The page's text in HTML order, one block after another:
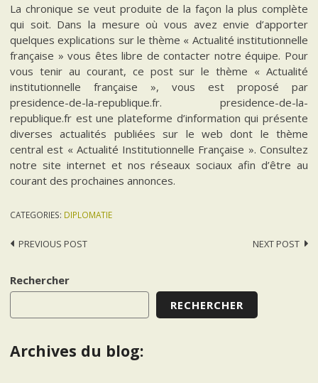
La chronique se veut produite de la façon la plus complète
qui soit. Dans la mesure où vous avez envie d’apporter
quelques explications sur le thème « Actualité institutionnelle
française » vous êtes libre de contacter notre équipe. Pour
vous tenir au courant, ce post sur le thème « Actualité
institutionnelle française », vous est proposé par
presidence-de-la-republique.fr. presidence-de-la-
republique.fr est une plateforme d’information qui présente
diverses actualités publiées sur le web dont le thème
central est « Actualité Institutionnelle Française ». Consultez
notre site internet et nos réseaux sociaux afin d’être au
courant des prochaines annonces.
CATEGORIES: DIPLOMATIE
Post
PREVIOUS POST NEXT POST
Rechercher
RECHERCHER
Archives du blog: